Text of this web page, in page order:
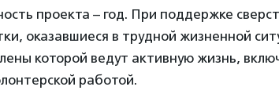
проекта – год. При поддержке
оказавшиеся в трудной жизненной
которой ведут активную жизнь,
работой.